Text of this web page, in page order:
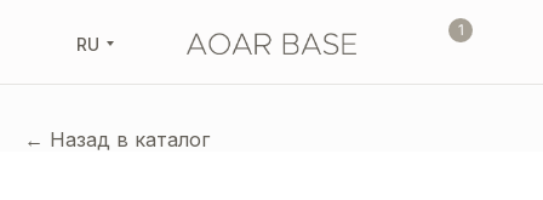
1
RU
← Назад в каталог